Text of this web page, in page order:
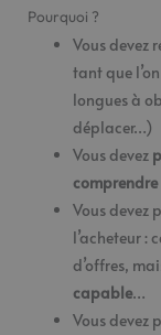
Pourquoi ?
Vous devez
tant que
longues à
déplacer…)
Vous devez
comprendre
Vous devez
l’acheteur :
d’offres,
capable…
Vous devez